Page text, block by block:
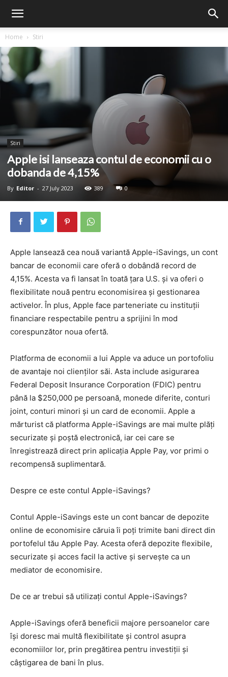
Home Stiri
Stiri
Apple isi lanseaza contul de economii cu o
dobanda de 4,15%
By Editor - 27 July 2023 389 0
Apple lansează cea nouă variantă Apple-iSavings, un cont
bancar de economii care oferă o dobândă record de
4,15%. Acesta va fi lansat în toată țara U.S. și va oferi o
flexibilitate nouă pentru economisirea și gestionarea
activelor. În plus, Apple face parteneriate cu instituții
financiare respectabile pentru a sprijini în mod
corespunzător noua ofertă.
Platforma de economii a lui Apple va aduce un portofoliu
de avantaje noi clienților săi. Asta include asigurarea
Federal Deposit Insurance Corporation (FDIC) pentru
până la $250,000 pe persoană, monede diferite, conturi
joint, conturi minori și un card de economii. Apple a
mărturist că platforma Apple-iSavings are mai multe plăți
securizate și poștă electronică, iar cei care se
înregistrează direct prin aplicația Apple Pay, vor primi o
recompensă suplimentară.
Despre ce este contul Apple-iSavings?
Contul Apple-iSavings este un cont bancar de depozite
online de economisire căruia îi poți trimite bani direct din
portofelul tău Apple Pay. Acesta oferă depozite flexibile,
securizate și acces facil la active și servește ca un
mediator de economisire.
De ce ar trebui să utilizați contul Apple-iSavings?
Apple-iSavings oferă beneficii majore persoanelor care
își doresc mai multă flexibilitate și control asupra
economiilor lor, prin pregătirea pentru investiții și
câștigarea de bani în plus.